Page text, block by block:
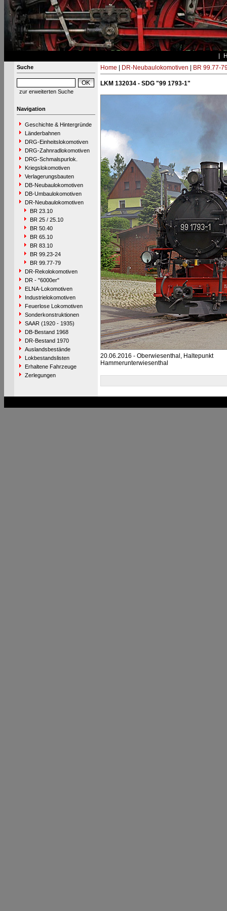
Suche
zur erweiterten Suche
Navigation
Geschichte & Hintergründe
Länderbahnen
DRG-Einheitslokomotiven
DRG-Zahnradlokomotiven
DRG-Schmalspurlok.
Kriegslokomotiven
Verlagerungsbauten
DB-Neubaulokomotiven
DB-Umbaulokomotiven
DR-Neubaulokomotiven
BR 23.10
BR 25 / 25.10
BR 50.40
BR 65.10
BR 83.10
BR 99.23-24
BR 99.77-79
DR-Rekolokomotiven
DR - "6000er"
ELNA-Lokomotiven
Industrielokomotiven
Feuerlose Lokomotiven
Sonderkonstruktionen
SAAR (1920 - 1935)
DB-Bestand 1968
DR-Bestand 1970
Auslandsbestände
Lokbestandslisten
Erhaltene Fahrzeuge
Zerlegungen
Home DR-Neubaulokomotiven BR 99.77-
LKM 132034 - SDG "99 1793-1"
20.06.2016 - Oberwiesenthal, Haltepunkt
Hammerunterwiesenthal